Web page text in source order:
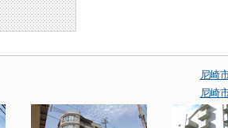
尼崎
尼崎